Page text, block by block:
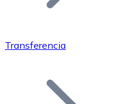
Bitcoin
Transferencia